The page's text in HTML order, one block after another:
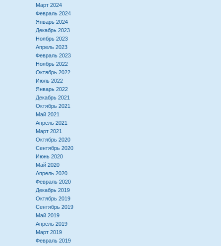
Март 2024
Февраль 2024
Январь 2024
Декабрь 2023
Ноябрь 2023
Апрель 2023
Февраль 2023
Ноябрь 2022
Октябрь 2022
Июль 2022
Январь 2022
Декабрь 2021
Октябрь 2021
Май 2021
Апрель 2021
Март 2021
Октябрь 2020
Сентябрь 2020
Июнь 2020
Май 2020
Апрель 2020
Февраль 2020
Декабрь 2019
Октябрь 2019
Сентябрь 2019
Май 2019
Апрель 2019
Март 2019
Февраль 2019